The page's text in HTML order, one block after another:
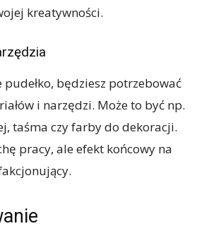
kreatywności.
pudełko, będziesz potrzebować
i narzędzi. Może to być np.
taśma czy farby do dekoracji.
pracy, ale efekt końcowy na